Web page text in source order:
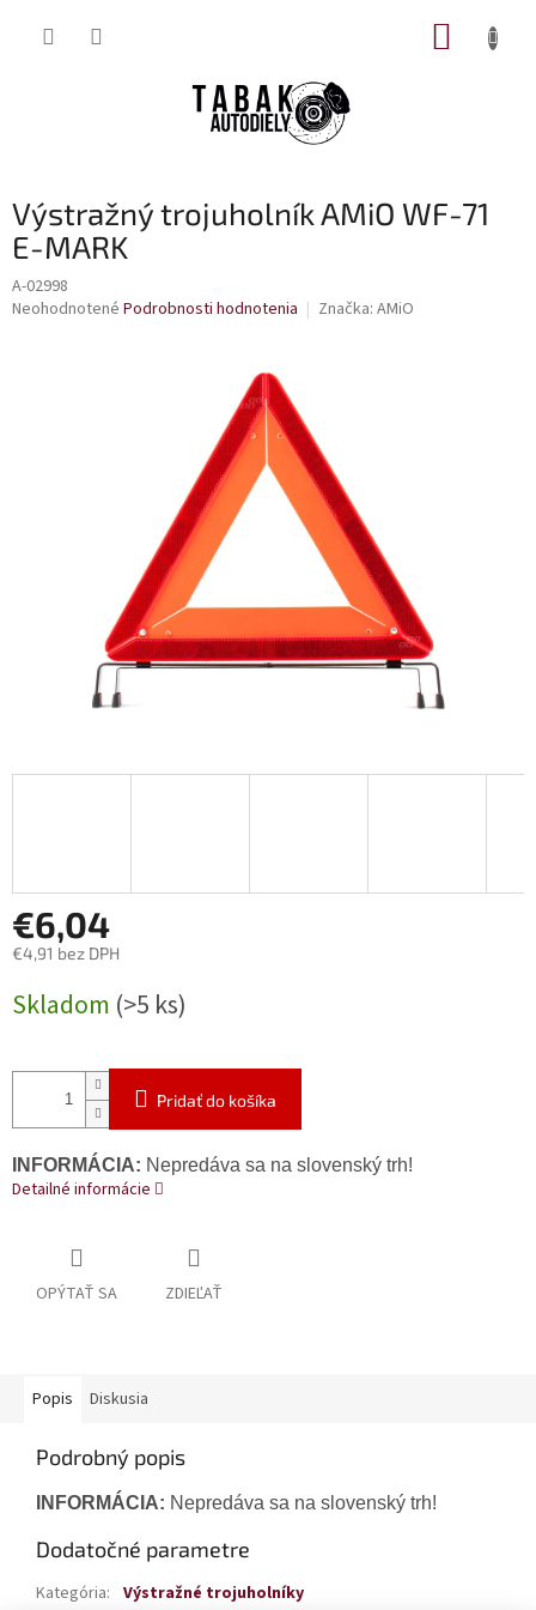
Výstražný trojuholník AMiO WF-71
E-MARK
A-02998
Priemerné
Neohodnotené Podrobnosti hodnotenia Značka: AMiO
€6,04
€4,91 bez DPH
cena:
Skladom (>5 ks)
Pridať do košíka
INFORMÁCIA: Nepredáva sa na slovenský trh!
Detailné informácie
OPÝTAŤ SA ZDIEĽAŤ
Popis Diskusia
Podrobný popis
INFORMÁCIA: Nepredáva sa na slovenský trh!
Dodatočné parametre
Kategória: Výstražné trojuholníky